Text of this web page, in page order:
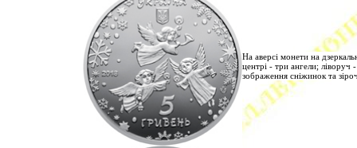
На аверсі монети на
центрі - три ангели;
зображення сніжинок та